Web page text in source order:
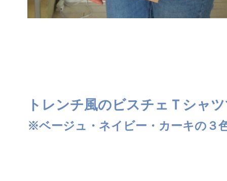
トレンチ風のビスチェＴシャ
※ベージュ・ネイビー・カーキの３